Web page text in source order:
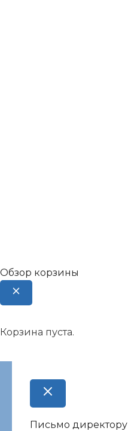
Обзор корзины
Корзина пуста.
Письмо директору